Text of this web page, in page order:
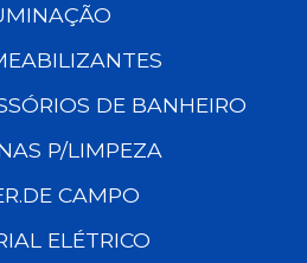
DE BANHEIRO
P/LIMPEZA
CAMPO
ELÉTRICO